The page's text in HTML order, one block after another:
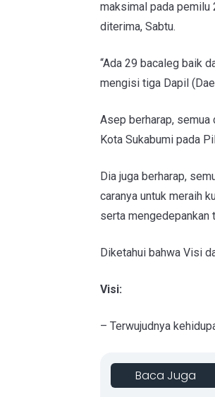
maksimal pada pemilu
diterima, Sabtu.
“Ada 29 bacaleg baik
mengisi tiga Dapil
Asep berharap,
Kota Sukabumi pada
Dia juga berharap,
caranya untuk meraih
serta mengedepankan
Diketahui bahwa Visi
Visi:
– Terwujudnya
Baca Juga